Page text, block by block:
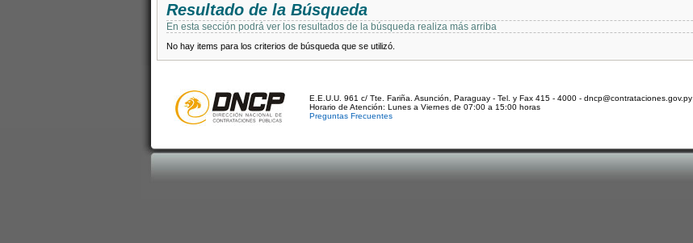
Resultado de la Búsqueda
En esta sección podrá ver los resultados de la búsqueda realiza más arriba
No hay items para los criterios de búsqueda que se utilizó.
E.E.U.U. 961 c/ Tte. Fariña. Asunción, Paraguay - Tel. y Fax 415 - 4000 - dncp@contrataciones.gov.py
Horario de Atención: Lunes a Viernes de 07:00 a 15:00 horas
Preguntas Frecuentes